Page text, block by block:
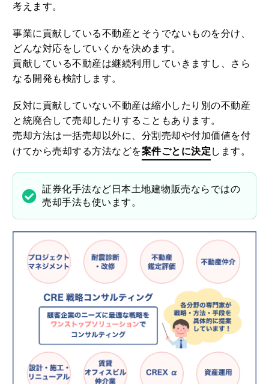
考えます。
事業に貢献している不動産とそうでないものを分け、
どんな対応をしていくかを決めます。
貢献している不動産は継続利用していきますし、さら
なる開発も検討します。
反対に貢献していない不動産は縮小したり別の不動産
と統廃合して売却したりすることもあります。
売却方法は一括売却以外に、分割売却や付加価値を付
けてから売却する方法などを案件ごとに決定 します。
証券化手法など日本土地建物販売ならではの
売却手法も使います。